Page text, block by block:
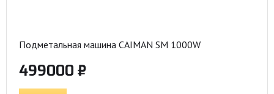
Подметальная машина CAIMAN SM 1000W
499000 ₽